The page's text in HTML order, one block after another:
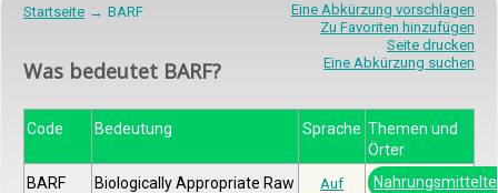
Eine Abkürzung vorschlagen
Zu Favoriten hinzufügen
Seite drucken
Eine Abkürzung suchen
Startseite BARF
Was bedeutet BARF?
Code Bedeutung Sprache Themen und
Örter
BARF
Biologically Appropriate Raw
Auf